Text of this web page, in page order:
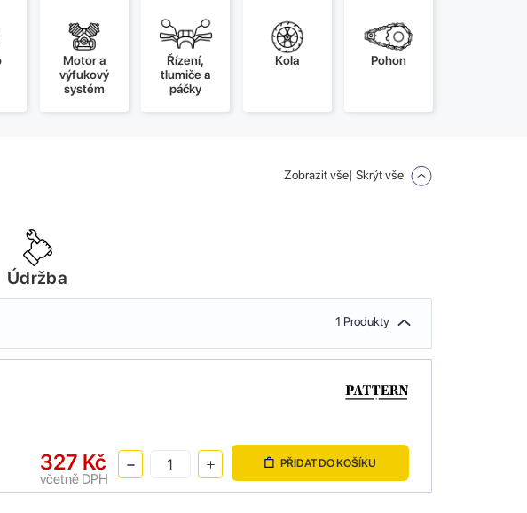
Motor a
výfukový
systém
Řízení,
tlumiče a
páčky
Kola Pohon
Zobrazit vše| Skrýt vše
Údržba
1 Produkty
327 Kč
včetně DPH
PŘIDAT DO KOŠÍKU